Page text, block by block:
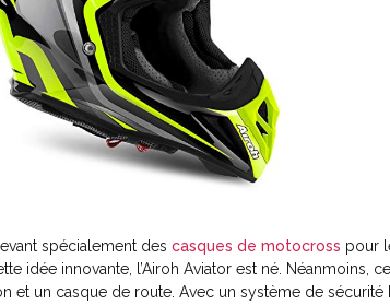
spécialement descasques de motocross pour
idée innovante, l’Airoh Aviator est né. Néanmoins,
et un casque de route. Avec un système de